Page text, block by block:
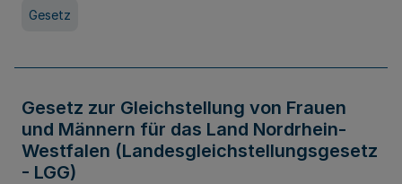
Gesetz
Gesetz zur Gleichstellung von Frauen
und Männern für das Land Nordrhein-
Westfalen (Landesgleichstellungsgesetz
- LGG)